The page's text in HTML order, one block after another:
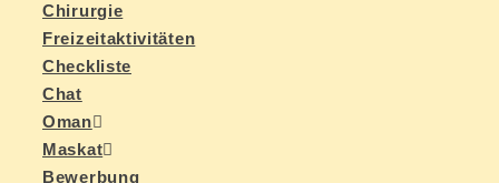
Chir­ur­gie
Frei­zeit­ak­ti­vi­tä­ten
Check­lis­te
Chat
Oman
Mas­kat
Be­wer­bung